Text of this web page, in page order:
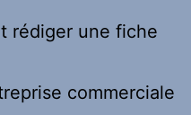
rédiger une fiche
commerciale